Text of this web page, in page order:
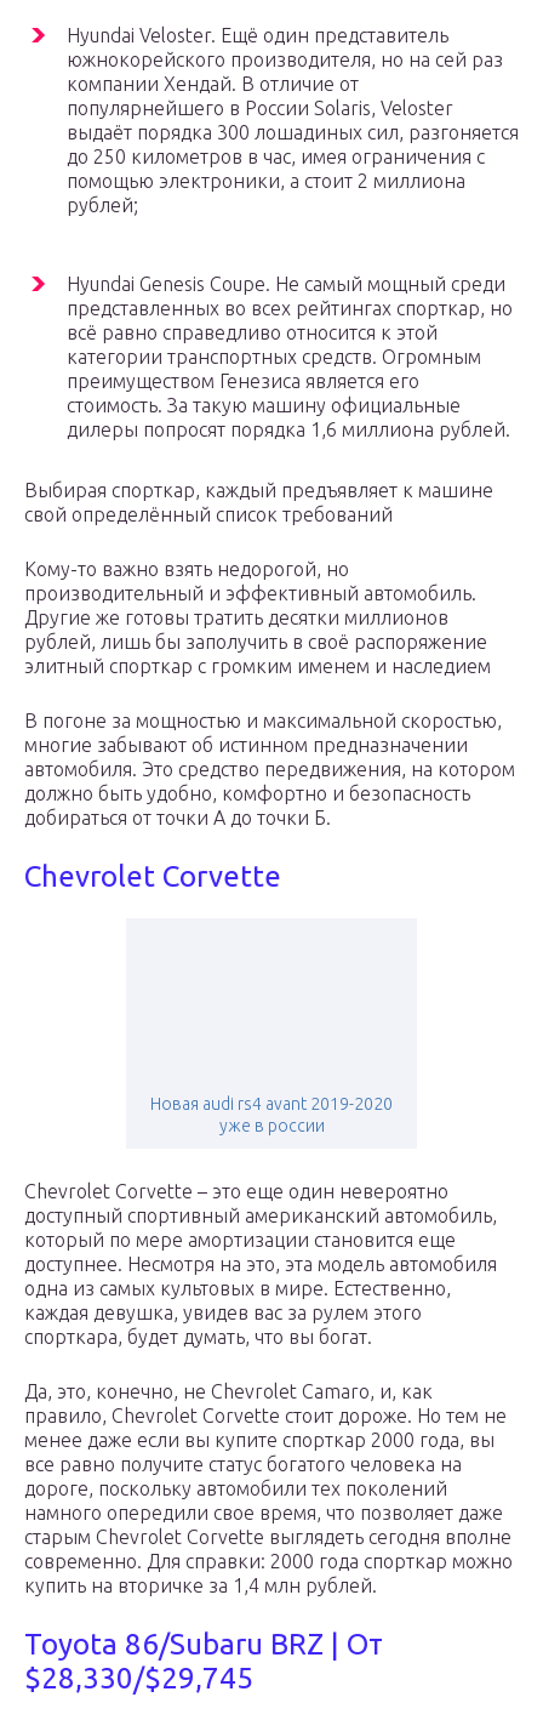
Hyundai Veloster. Ещё один представитель
южнокорейского производителя, но на сей раз
компании Хендай. В отличие от
популярнейшего в России Solaris, Veloster
выдаёт порядка 300 лошадиных сил, разгоняется
до 250 километров в час, имея ограничения с
помощью электроники, а стоит 2 миллиона
рублей;
Hyundai Genesis Coupe. Не самый мощный среди
представленных во всех рейтингах спорткар, но
всё равно справедливо относится к этой
категории транспортных средств. Огромным
преимуществом Генезиса является его
стоимость. За такую машину официальные
дилеры попросят порядка 1,6 миллиона рублей.
Выбирая спорткар, каждый предъявляет к машине
свой определённый список требований
Кому-то важно взять недорогой, но
производительный и эффективный автомобиль.
Другие же готовы тратить десятки миллионов
рублей, лишь бы заполучить в своё распоряжение
элитный спорткар с громким именем и наследием
В погоне за мощностью и максимальной скоростью,
многие забывают об истинном предназначении
автомобиля. Это средство передвижения, на котором
должно быть удобно, комфортно и безопасность
добираться от точки А до точки Б.
Chevrolet Corvette
Новая audi rs4 avant 2019-2020
уже в россии
Chevrolet Corvette – это еще один невероятно
доступный спортивный американский автомобиль,
который по мере амортизации становится еще
доступнее. Несмотря на это, эта модель автомобиля
одна из самых культовых в мире. Естественно,
каждая девушка, увидев вас за рулем этого
спорткара, будет думать, что вы богат.
Да, это, конечно, не Chevrolet Camaro, и, как
правило, Chevrolet Corvette стоит дороже. Но тем не
менее даже если вы купите спорткар 2000 года, вы
все равно получите статус богатого человека на
дороге, поскольку автомобили тех поколений
намного опередили свое время, что позволяет даже
старым Chevrolet Corvette выглядеть сегодня вполне
современно. Для справки: 2000 года спорткар можно
купить на вторичке за 1,4 млн рублей.
Toyota 86/Subaru BRZ | От
$28,330/$29,745